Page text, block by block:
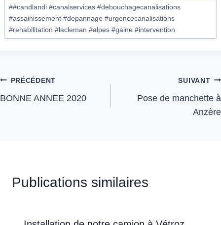
##candlandi #canalservices #debouchagecanalisations
#assainissement #depannage #urgencecanalisations
#rehabilitation #lacleman #alpes #gaine #intervention
PRÉCÉDENT
BONNE ANNEE 2020
SUIVANT
Pose de manchette à
Anzère
Publications similaires